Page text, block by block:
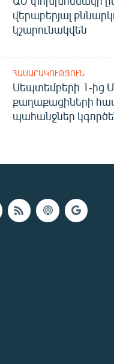
վերաբերյալ
կշարունակվեն
ՀԱՍԱՐԱԿՈՒԹՅՈՒՆ
Սեպտեմբերի 1-ից
քաղաքացիների
պահանջներ